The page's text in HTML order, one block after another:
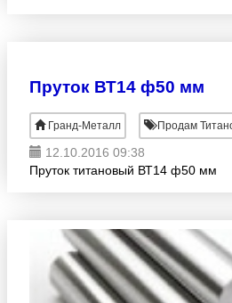
Пруток ВТ14 ф50 мм
Гранд-Металл Продам
12.10.2016 09:38
Пруток титановый ВТ14 ф50 мм